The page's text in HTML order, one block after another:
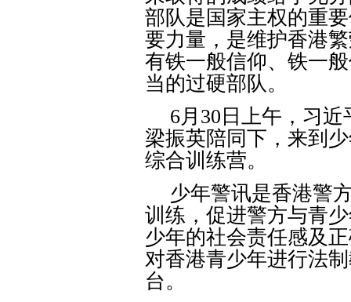
部队是国家主权的重
要力量，是维护香港
有铁一般信仰、铁一
当的过硬部队。
6月 30 日上午，习
梁振英陪同下，来到
综合训练营。
少年警讯是香港警
训练，促进警方与青
少年的社会责任感及
对香港青少年进行法
台。